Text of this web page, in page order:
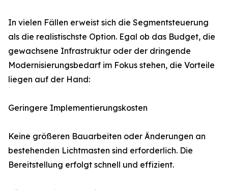
In vielen Fällen erweist sich die Segmentsteuerung
als die realistischste Option. Egal ob das Budget, die
gewachsene Infrastruktur oder der dringende
Modernisierungsbedarf im Fokus stehen, die Vorteile
liegen auf der Hand:
Geringere Implementierungskosten
Keine größeren Bauarbeiten oder Änderungen an
bestehenden Lichtmasten sind erforderlich. Die
Bereitstellung erfolgt schnell und effizient.